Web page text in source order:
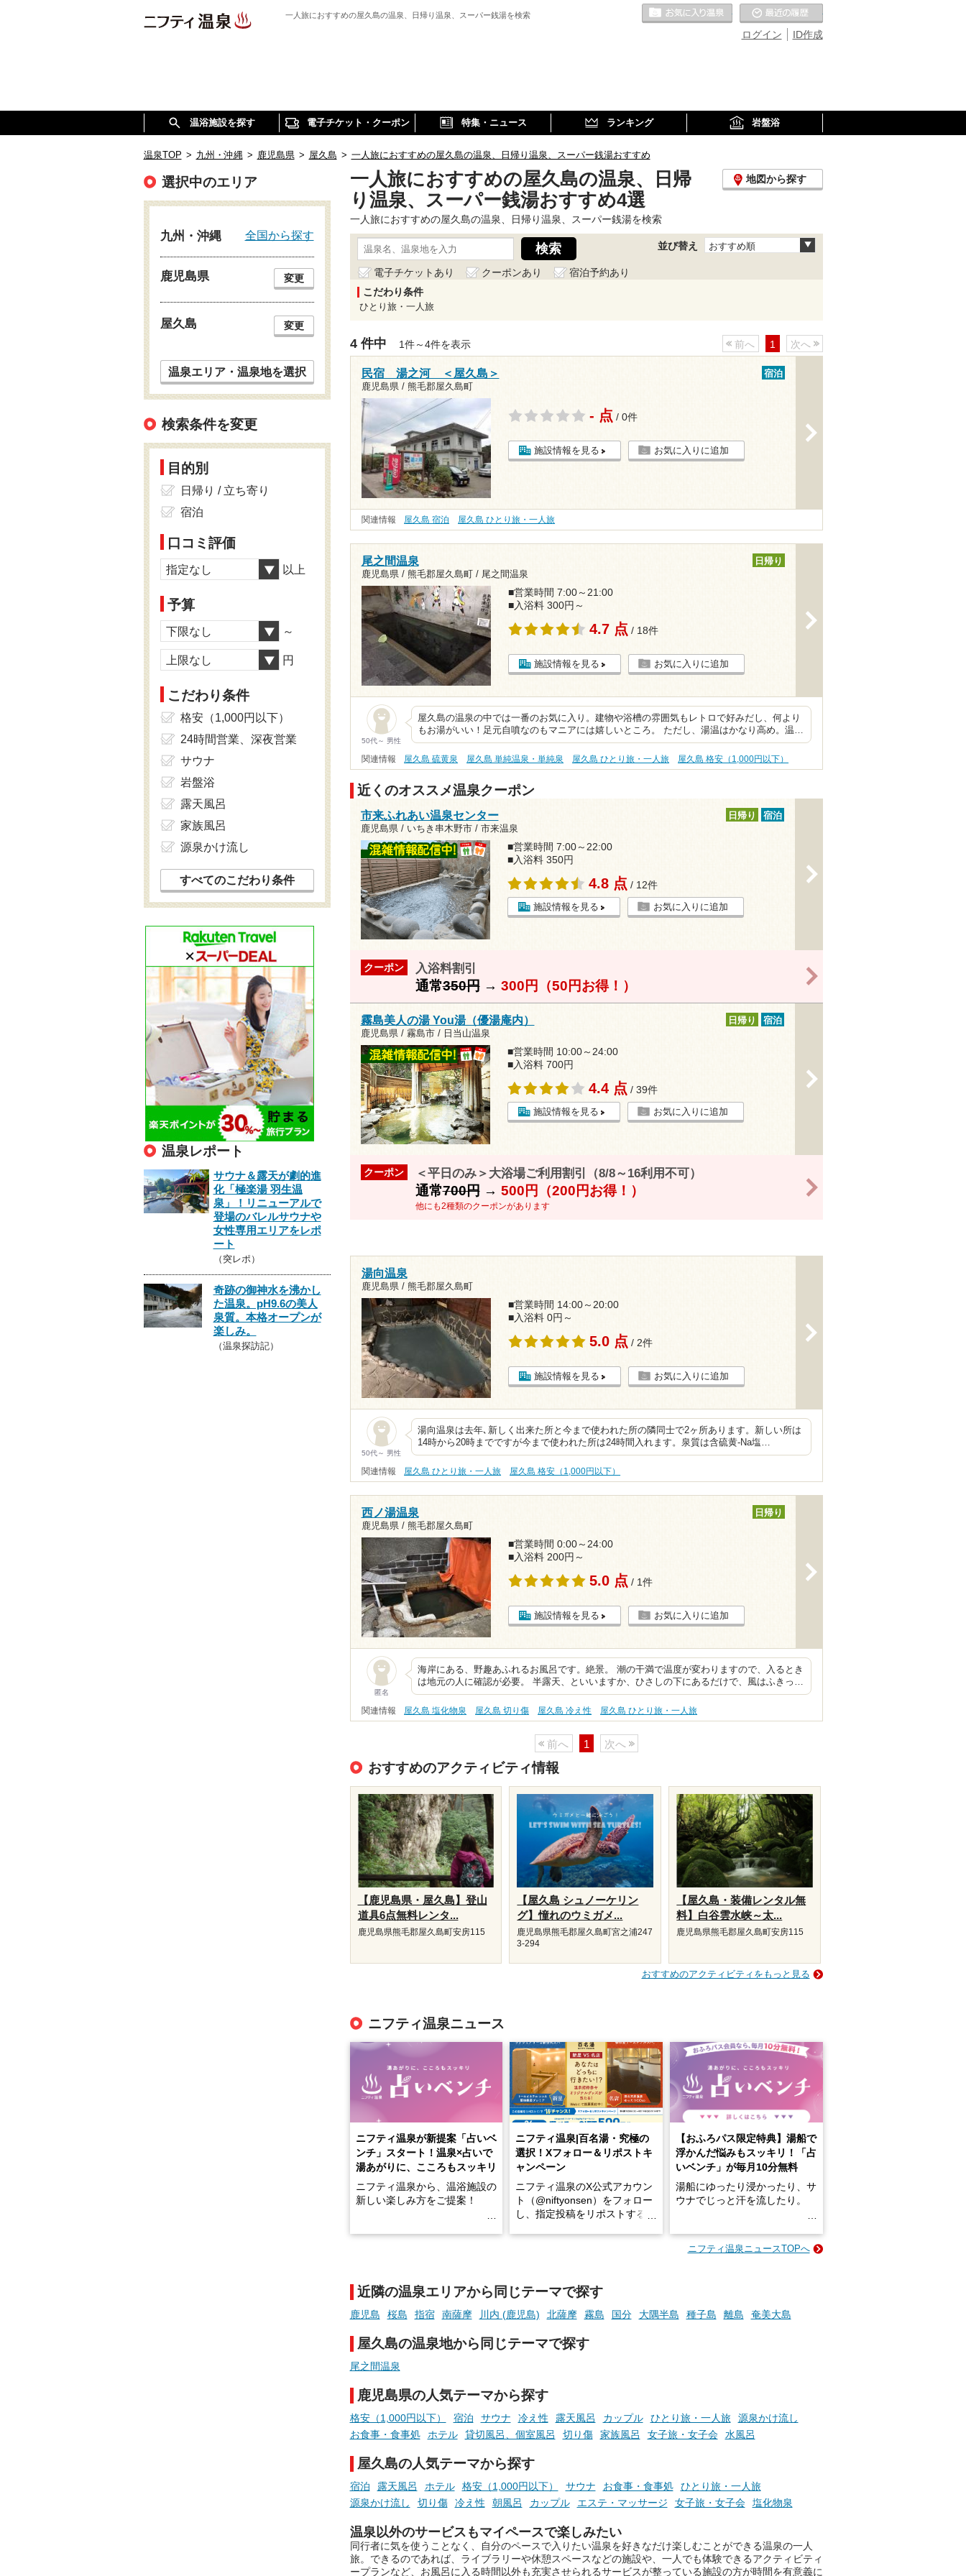
一人旅におすすめの屋久島の温泉、日帰り温泉、スーパー銭湯を検索
ID作成
ログイン
お気に入りの温泉
温浴施設を探す 電子チケット・クーポン 特集・ニュース ランキング 岩盤浴
温泉TOP > 九州・沖縄 > 鹿児島県 > 屋久島 > 一人旅におすすめの屋久島の温泉、日帰り温泉、スーパー銭湯おすすめ
一人旅におすすめの屋久島の温泉、日帰
り温泉、スーパー銭湯おすすめ4選
地図から探す
一人旅におすすめの屋久島の温泉、日帰り温泉、スーパー銭湯を検索
並び替え おすすめ順
電子チケットあり クーポンあり
宿泊予約あり
こだわり条件
ひとり旅・一人旅
4 件中 1件～4件を表示 前へ 1 次へ
民宿 湯之河 ＜屋久島＞
鹿児島県 / 熊毛郡屋久島町
宿泊
- 点 / 0件
施設情報を見る お気に入りに追加
関連情報 屋久島 宿泊 屋久島 ひとり旅・一人旅
尾之間温泉
鹿児島県 / 熊毛郡屋久島町 / 尾之間温泉
日帰り
■営業時間 7:00～21:00
■入浴料 300円～
4.7 点 / 18件
施設情報を見る お気に入りに追加
50代～ 男性
屋久島の温泉の中では一番のお気に入り。建物や浴槽の雰囲気もレトロで好みだし、何より
もお湯がいい！足元自噴なのもマニアには嬉しいところ。 ただし、湯温はかなり高め。温…
関連情報 屋久島 硫黄泉 屋久島 単純温泉・単純泉 屋久島 ひとり旅・一人旅 屋久島 格安（1,000円以下）
近くのオススメ温泉クーポン
市来ふれあい温泉センター
鹿児島県 / いちき串木野市 / 市来温泉
日帰り 宿泊
■営業時間 7:00～22:00
■入浴料 350円
4.8 点 / 12件
施設情報を見る お気に入りに追加
クーポン 入浴料割引
通常350円→ 300円（50円お得！）
>
霧島美人の湯 You湯（優湯庵内）
鹿児島県 / 霧島市 / 日当山温泉
日帰り 宿泊
■営業時間 10:00～24:00
■入浴料 700円
4.4 点 / 39件
施設情報を見る お気に入りに追加
クーポン ＜平日のみ＞大浴場ご利用割引（8/8～16利用不可）
通常700円→ 500円（200円お得！）
他にも2種類のクーポンがあります
湯向温泉
鹿児島県 / 熊毛郡屋久島町
■営業時間 14:00～20:00
■入浴料 0円～
5.0 点 / 2件
施設情報を見る お気に入りに追加
50代～ 男性
湯向温泉は去年､新しく出来た所と今まで使われた所の隣同士で2ヶ所あります。新しい所は
14時から20時までですが今まで使われた所は24時間入れます。泉質は含硫黄-Na塩…
関連情報 屋久島 ひとり旅・一人旅 屋久島 格安（1,000円以下）
西ノ湯温泉
鹿児島県 / 熊毛郡屋久島町
日帰り
■営業時間 0:00～24:00
■入浴料 200円～
5.0 点 / 1件
施設情報を見る お気に入りに追加
匿名
海岸にある、野趣あふれるお風呂です。絶景。 潮の干満で温度が変わりますので、入るとき
は地元の人に確認が必要。 半露天、といいますか、ひさしの下にあるだけで、風はふきっ…
関連情報 屋久島 塩化物泉 屋久島 切り傷 屋久島 冷え性 屋久島 ひとり旅・一人旅
前へ 1 次へ
おすすめのアクティビティ情報
【鹿児島県・屋久島】登山
道具6点無料レンタ...
鹿児島県熊毛郡屋久島町安房115
【屋久島 シュノーケリン
グ】憧れのウミガメ...
鹿児島県熊毛郡屋久島町宮之浦247
3-294
【屋久島・装備レンタル無
料】白谷雲水峡～太...
鹿児島県熊毛郡屋久島町安房115
おすすめのアクティビティをもっと見る
ニフティ温泉ニュース
ニフティ温泉が新提案「占いベ
ンチ」スタート！温泉×占いで
湯あがりに、こころもスッキリ
ニフティ温泉から、温浴施設の
新しい楽しみ方をご提案！
手相やタロットなど気軽に楽し
める占いで、“ととのう”おふろ
時間を、もっと特別に。
ニフティ温泉|百名湯・究極の
選択！Xフォロー＆リポストキ
ャンペーン
ニフティ温泉のX公式アカウン
ト（@niftyonsen）をフォロー
し、指定投稿をリポストする
【おふろパス限定特典】湯船で
浮かんだ悩みもスッキリ！「占
いベンチ」が毎月10分無料
湯船にゆったり浸かったり、サ
ウナでじっと汗を流したり。
そんな「一人でぼんやり過ごす
でくることはありませんか？
そんな心のつぶやきを、湯あが
りの温まった心のまま相談でき
ニフティ温泉の「占いベンチ」
とができるサービスです。
ニフティ温泉ニュースTOPへ
近隣の温泉エリアから同じテーマで探す
鹿児島 桜島 指宿 南薩摩 川内 (鹿児島) 北薩摩 霧島 国分 大隅半島 種子島 離島 奄美大島
屋久島の温泉地から同じテーマで探す
尾之間温泉
鹿児島県の人気テーマから探す
格安（1,000円以下） 宿泊 サウナ 冷え性 露天風呂 カップル ひとり旅・一人旅
源泉かけ流し
お食事・食事処
ホテル 貸切風呂、個室風呂 切り傷 家族風呂 女子旅・女子会 水風呂
屋久島の人気テーマから探す
宿泊 露天風呂 ホテル 格安（1,000円以下） サウナ お食事・食事処
ひとり旅・一人旅
源泉かけ流し
切り傷 冷え性 朝風呂 カップル エステ・マッサージ 女子旅・女子会 塩化物泉
温泉以外のサービスもマイペースで楽しみたい
同行者に気を使うことなく、自分のペースで入りたい温泉を好きなだけ楽しむことができる温泉の一人
旅。できるのであれば、ライブラリーや休憩スペースなどの施設や、一人でも体験できるアクティビティ
ープランなど、お風呂に入る時間以外も充実させられるサービスが整っている施設の方が時間を有意義に
選択中のエリア
九州・沖縄 全国から探す
鹿児島県 変更
屋久島 変更
温泉エリア・温泉地を選択
検索条件を変更
目的別
日帰り / 立ち寄り
宿泊
口コミ評価
指定なし 以上
予算
下限なし ～
上限なし 円
こだわり条件
格安（1,000円以下）
24時間営業、深夜営業
サウナ
岩盤浴
露天風呂
家族風呂
源泉かけ流し
すべてのこだわり条件
温泉レポート
サウナ＆露天が劇的進
化「極楽湯 羽生温
泉」！リニューアルで
登場のバレルサウナや
女性専用エリアをレポ
ート
（突レポ）
奇跡の御神水を沸かし
た温泉。pH9.6の美人
泉質。本格オープンが
楽しみ。
（温泉探訪記）